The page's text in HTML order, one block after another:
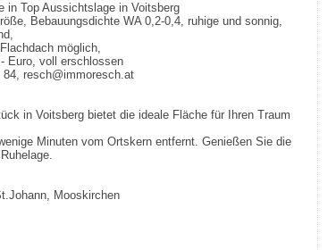
in Top Aussichtslage in Voitsberg
Bebauungsdichte WA 0,2-0,4, ruhige und sonnig,
möglich,
Euro, voll erschlossen
84, resch@immoresch.at
in Voitsberg bietet die ideale Fläche für Ihren Traum
Minuten vom Ortskern entfernt. Genießen Sie die
Mooskirchen